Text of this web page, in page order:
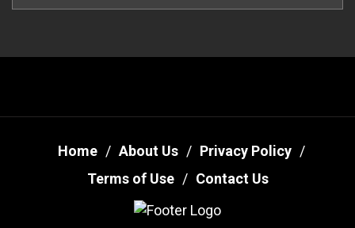
Home About Us
Privacy Policy
Terms of Use
Contact Us